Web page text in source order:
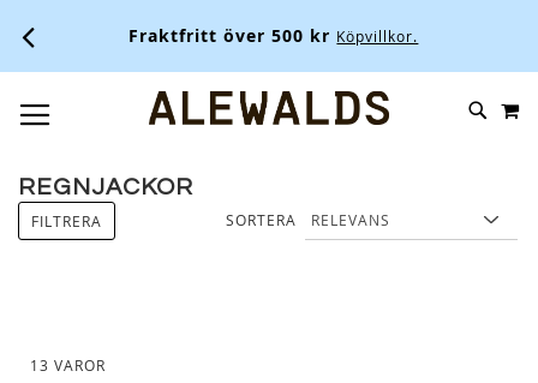
Fraktfritt över 500 kr Köpvillkor.
SKIP
REGNJACKOR
13 VAROR
SORTERA
FILTRERA